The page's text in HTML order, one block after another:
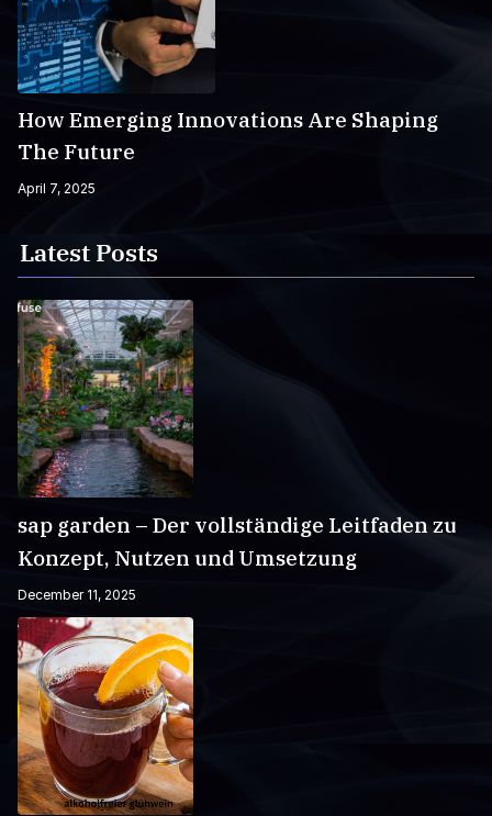
How Emerging Innovations Are Shaping
The Future
April 7, 2025
Latest Posts
sap garden – Der vollständige Leitfaden zu
Konzept, Nutzen und Umsetzung
December 11, 2025